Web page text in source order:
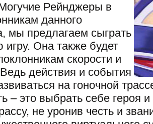
Рейнджеры в
данного
мы предлагаем сыграть
Она также будет
скорости и
действия и события
на гоночной
– это выбрать себе героя
не уронив честь и